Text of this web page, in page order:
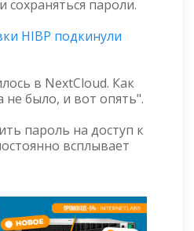
сохраняться пароли.
HIBP подкинули
в NextCloud. Как
не было, и вот опять".
пароль на доступ к
всплывает